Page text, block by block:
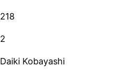
218
2
Daiki Kobayashi